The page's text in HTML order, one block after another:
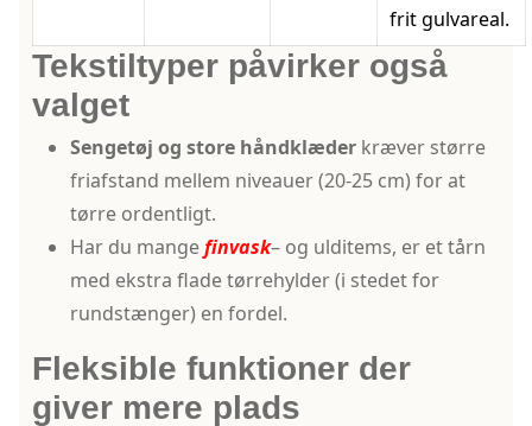
frit gulvareal.
Tekstiltyper påvirker også
valget
Sengetøj og store håndklæderkræver større
friafstand mellem niveauer (20-25 cm) for at
tørre ordentligt.
Har du mangefinvask– og ulditems, er et tårn
med ekstra flade tørrehylder (i stedet for
rundstænger) en fordel.
Fleksible funktioner der
giver mere plads